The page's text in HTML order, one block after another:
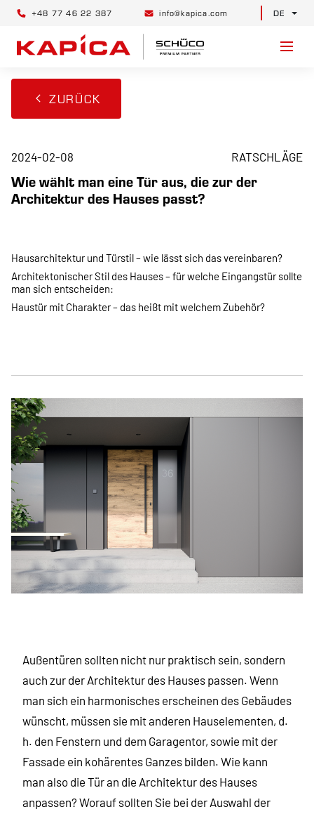
+48 77 46 22 387 info@kapica.com DE
ZURÜCK
Außentüren sollten nicht nur praktisch sein, sondern
auch zur der Architektur des Hauses passen. Wenn
man sich ein harmonisches erscheinen des Gebäudes
wünscht, müssen sie mit anderen Hauselementen, d.
h. den Fenstern und dem Garagentor, sowie mit der
Fassade ein kohärentes Ganzes bilden. Wie kann
man also die Tür an die Architektur des Hauses
anpassen? Worauf sollten Sie bei der Auswahl der
2024-02-08 RATSCHLÄGE
Wie wählt man eine Tür aus, die zur der
Architektur des Hauses passt?
Hausarchitektur und Türstil – wie lässt sich das vereinbaren?
Architektonischer Stil des Hauses – für welche Eingangstür sollte
man sich entscheiden:
Haustür mit Charakter – das heißt mit welchem Zubehör?